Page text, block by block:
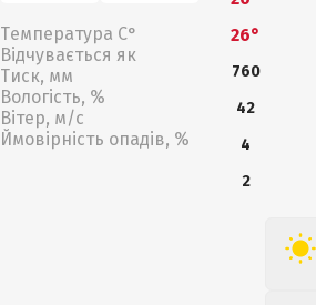
Температура С°
Відчувається як
Тиск, мм
Вологість, %
Вітер, м/с
Ймовірність опадів, %
26°
760
42
4
2